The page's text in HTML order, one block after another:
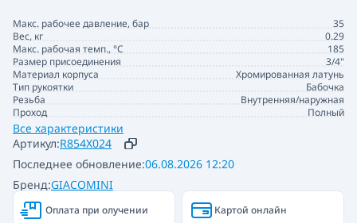
Артикул:R854X024
Бренд:GIACOMINI
Последнее обновление:06.08.2026 12:20
Макс. рабочее давление, бар
35
Вес, кг
0.29
Макс. рабочая темп., °С
185
Размер присоединения
3/4"
Материал корпуса
Хромированная латунь
Тип рукоятки
Бабочка
Резьба
Внутренняя/наружная
Проход
Полный
Все характеристики
Оплата при олучении Картой онлайн